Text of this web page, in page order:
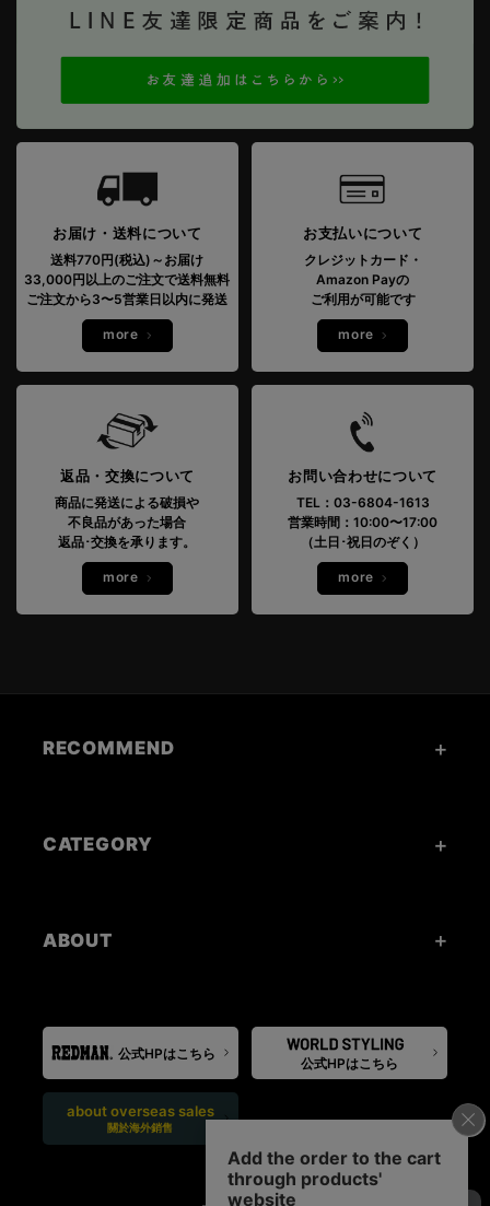
お届け・送料について
送料770円(税込)～お届け
33,000円以上のご注文で送料無料
ご注文から3〜5営業日以内に発送
more
お支払いについて
クレジットカード・
Amazon Payの
ご利用が可能です
more
返品・交換について
商品に発送による破損や
不良品があった場合
返品･交換を承ります。
more
お問い合わせについて
TEL：03-6804-1613
営業時間：10:00〜17:00
（土日･祝日のぞく）
more
RECOMMEND
CATEGORY
ABOUT
公式HPはこちら
公式HPはこちら
about overseas sales
關於海外銷售